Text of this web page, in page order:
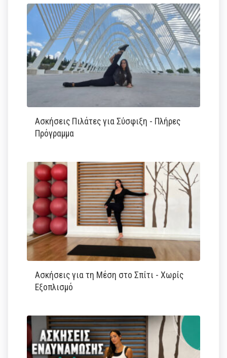
Ασκήσεις Πιλάτες για Σύσφιξη - Πλήρες
Πρόγραμμα
Ασκήσεις για τη Μέση στο Σπίτι - Χωρίς
Εξοπλισμό